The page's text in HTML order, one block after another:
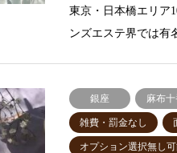
東京・日本橋エリア
ンズエステ界では
銀座 麻布十
雑費・罰金なし
オプション選択無し